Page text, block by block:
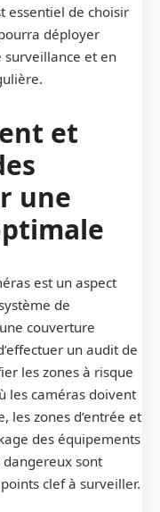
essentiel de choisir
déployer
surveillance et en
et
une
est un aspect
de
couverture
un audit de
les zones à risque
les caméras doivent
les zones d’entrée et
des équipements
sont
clef à surveiller.